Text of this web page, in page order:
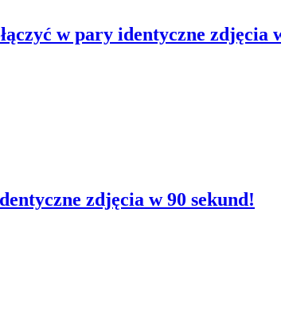
w pary identyczne zdjęcia
zdjęcia w 90 sekund!